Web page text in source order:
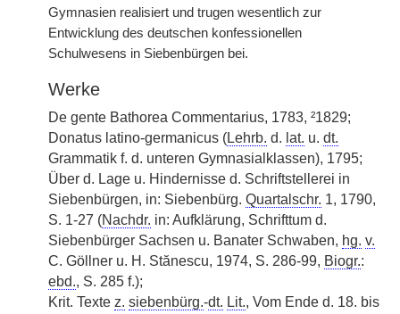
Gymnasien realisiert und trugen wesentlich zur
Entwicklung des deutschen konfessionellen
Schulwesens in Siebenbürgen bei.
Werke
De gente Bathorea Commentarius, 1783, ²1829;
Donatus latino-germanicus (Lehrb. d. lat. u. dt.
Grammatik f. d. unteren Gymnasialklassen), 1795;
Über d. Lage u. Hindernisse d. Schriftstellerei in
Siebenbürgen, in: Siebenbürg. Quartalschr. 1, 1790,
S. 1-27 (Nachdr. in: Aufklärung, Schrifttum d.
Siebenbürger Sachsen u. Banater Schwaben, hg. v.
C. Göllner u. H. Stănescu, 1974, S. 286-99, Biogr.:
ebd., S. 285 f.);
Krit. Texte z. siebenbürg.-dt. Lit., Vom Ende d. 18. bis